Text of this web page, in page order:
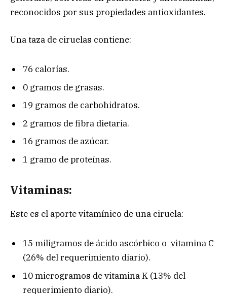
reconocidos por sus propiedades antioxidantes.
Una taza de ciruelas contiene:
76 calorías.
0 gramos de grasas.
19 gramos de carbohidratos.
2 gramos de fibra dietaria.
16 gramos de azúcar.
1 gramo de proteínas.
Vitaminas:
Este es el aporte vitamínico de una ciruela:
15 miligramos de ácido ascórbico o vitamina C
(26% del requerimiento diario).
10 microgramos de vitamina K (13% del
requerimiento diario).